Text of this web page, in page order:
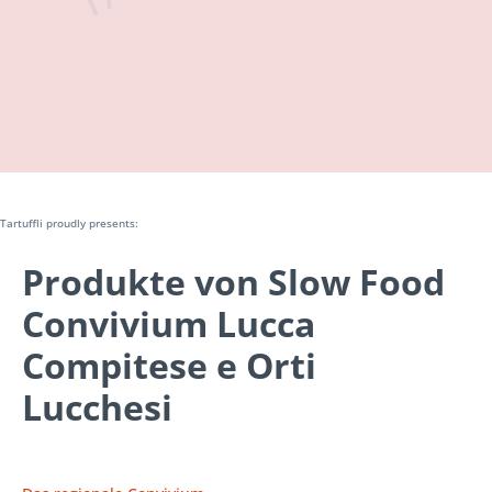
Tartuffli proudly presents:
Produkte von Slow Food
Convivium Lucca
Compitese e Orti
Lucchesi